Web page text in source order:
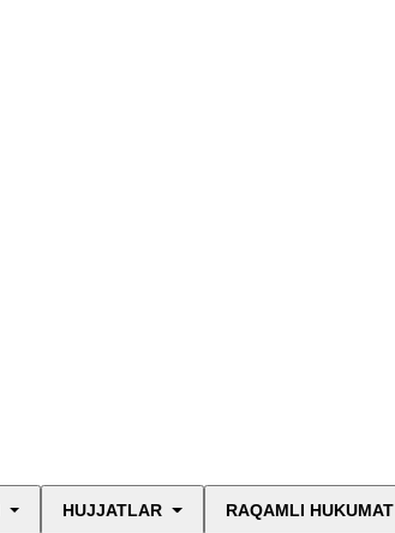
HUJJATLAR RAQAMLI HUKUMAT